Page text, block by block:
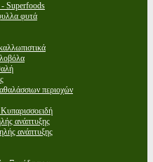
Superfoods
φυτά
περιοχών
ανάπτυξης
ανάπτυξης